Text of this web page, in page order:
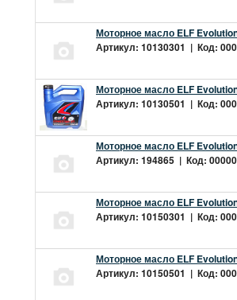
Моторное масло ELF
Артикул: 10130301 | Код:
Моторное масло ELF
Артикул: 10130501 | Код:
Моторное масло ELF
Артикул: 194865 | Код:
Моторное масло ELF
Артикул: 10150301 | Код:
Моторное масло ELF
Артикул: 10150501 | Код: